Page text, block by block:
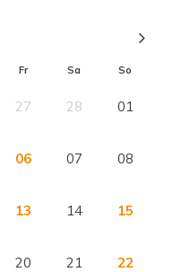
Fr Sa So
27 28 01
06 07 08
13 14 15
20 21 22